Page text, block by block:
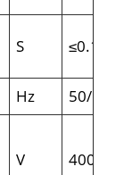
S ≤0.1
Hz
50/60
V 4000